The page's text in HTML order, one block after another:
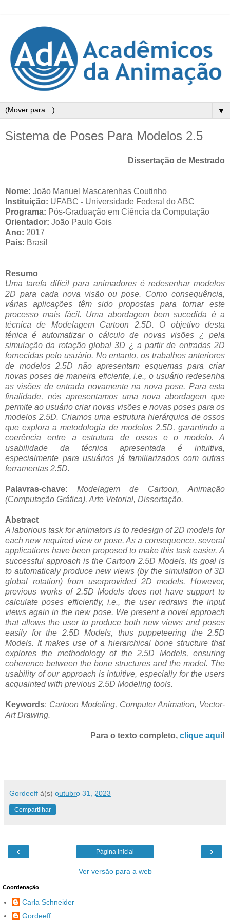
▼
Sistema de Poses Para Modelos 2.5
Dissertação de Mestrado
Nome: João Manuel Mascarenhas Coutinho
Instituição: UFABC - Universidade Federal do ABC
Programa: Pós-Graduação em Ciência da Computação
Orientador: João Paulo Gois
Ano: 2017
País: Brasil
Resumo
Uma tarefa difícil para animadores é redesenhar modelos
2D para cada nova visão ou pose. Como consequência,
várias aplicações têm sido propostas para tornar este
processo mais fácil. Uma abordagem bem sucedida é a
técnica de Modelagem Cartoon 2.5D. O objetivo desta
ténica é automatizar o cálculo de novas visões ¿ pela
simulação da rotação global 3D ¿ a partir de entradas 2D
fornecidas pelo usuário. No entanto, os trabalhos anteriores
de modelos 2.5D não apresentam esquemas para criar
novas poses de maneira eficiente, i.e., o usuário redesenha
as visões de entrada novamente na nova pose. Para esta
finalidade, nós apresentamos uma nova abordagem que
permite ao usuário criar novas visões e novas poses para os
modelos 2.5D. Criamos uma estrutura hierárquica de ossos
que explora a metodologia de modelos 2.5D, garantindo a
coerência entre a estrutura de ossos e o modelo. A
usabilidade da técnica apresentada é intuitiva,
especialmente para usuários já familiarizados com outras
ferramentas 2.5D.
Palavras-chave: Modelagem de Cartoon, Animação
(Computação Gráfica), Arte Vetorial, Dissertação.
Abstract
A laborious task for animators is to redesign of 2D models for
each new required view or pose. As a consequence, several
applications have been proposed to make this task easier. A
successful approach is the Cartoon 2.5D Models. Its goal is
to automaticaly produce new views (by the simulation of 3D
global rotation) from userprovided 2D models. However,
previous works of 2.5D Models does not have support to
calculate poses efficiently, i.e., the user redraws the input
views again in the new pose. We present a novel approach
that allows the user to produce both new views and poses
easily for the 2.5D Models, thus puppeteering the 2.5D
Models. It makes use of a hierarchical bone structure that
explores the methodology of the 2.5D Models, ensuring
coherence between the bone structures and the model. The
usability of our approach is intuitive, especially for the users
acquainted with previous 2.5D Modeling tools.
Keywords: Cartoon Modeling, Computer Animation, Vector-
Art Drawing.
Para o texto completo, clique aqui!
Gordeeff à(s) outubro 31, 2023
Compartilhar
‹ ›
Página inicial
Ver versão para a web
Coordenação
Carla Schneider
Gordeeff